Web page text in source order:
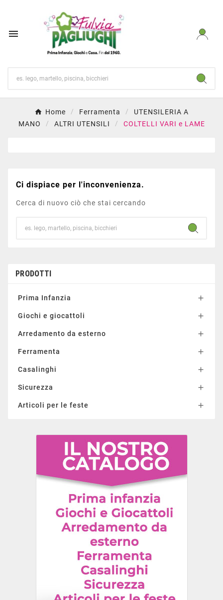

Home Ferramenta
UTENSILERIA A
MANO
ALTRI UTENSILI COLTELLI VARI e LAME
Ci dispiace per l'inconvenienza.
Cerca di nuovo ciò che stai cercando
PRODOTTI
Prima Infanzia 
Giochi e giocattoli 
Arredamento da esterno 
Ferramenta 
Casalinghi 
Sicurezza 
Articoli per le feste 